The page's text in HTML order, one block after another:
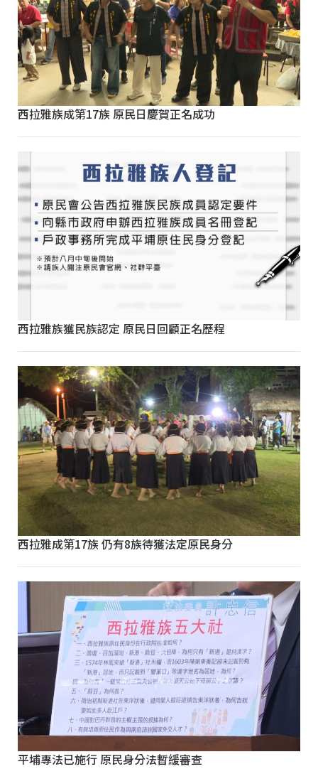
西拉雅族成第17族 原民日慶賀正名成功
西拉雅族獲民族認定 原民日回顧正名歷程
西拉雅成第17族 仍有8族待獲法定原民身分
平埔專法已施行 原民身分法暫緩審查